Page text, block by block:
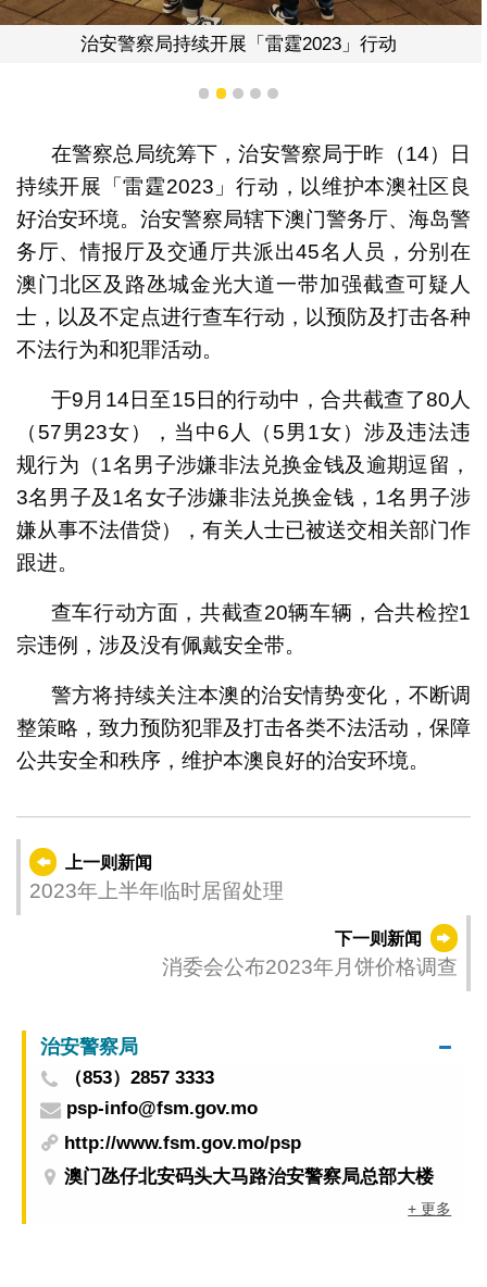
治安警察局持续开展「雷霆2023」行动
1 2 3 4 5
在警察总局统筹下，治安警察局于昨（14）日
持续开展「雷霆2023」行动，以维护本澳社区良
好治安环境。治安警察局辖下澳门警务厅、海岛警
务厅、情报厅及交通厅共派出45名人员，分别在
澳门北区及路氹城金光大道一带加强截查可疑人
士，以及不定点进行查车行动，以预防及打击各种
不法行为和犯罪活动。
于9月14日至15日的行动中，合共截查了80人
（57男23女），当中6人（5男1女）涉及违法违
规行为（1名男子涉嫌非法兑换金钱及逾期逗留，
3名男子及1名女子涉嫌非法兑换金钱，1名男子涉
嫌从事不法借贷），有关人士已被送交相关部门作
跟进。
查车行动方面，共截查20辆车辆，合共检控1
宗违例，涉及没有佩戴安全带。
警方将持续关注本澳的治安情势变化，不断调
整策略，致力预防犯罪及打击各类不法活动，保障
公共安全和秩序，维护本澳良好的治安环境。
上一则新闻
2023年上半年临时居留处理
下一则新闻
消委会公布2023年月饼价格调查
治安警察局
（853）2857 3333
psp-info@fsm.gov.mo
http://www.fsm.gov.mo/psp
澳门氹仔北安码头大马路治安警察局总部大楼
+ 更多